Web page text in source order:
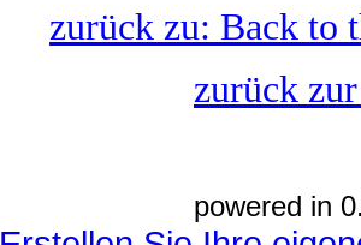
zurück zu: Back to
zurück
powered in